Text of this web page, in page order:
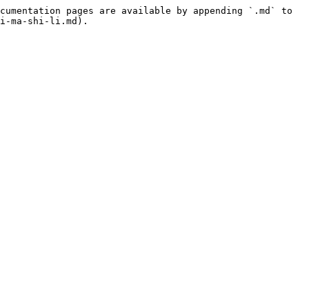
pages are available by appending `.md` to
ma-shi-li.md).